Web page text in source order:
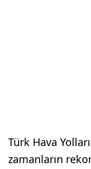
Türk Hava
zamanların